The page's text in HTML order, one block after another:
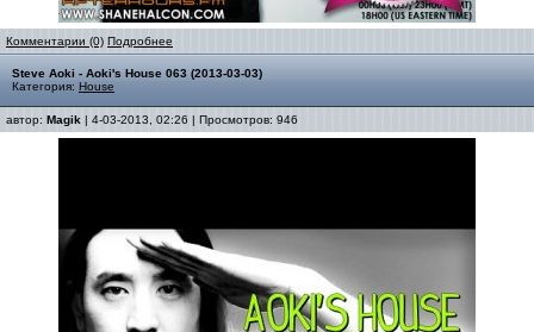
Комментарии (0) Подробнее
Steve Aoki - Aoki's House 063 (2013-03-03)
Категория: House
автор: Magik | 4-03-2013, 02:26 | Просмотров: 946